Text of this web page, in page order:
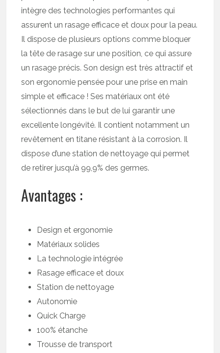
intègre des technologies performantes qui
assurent un rasage efficace et doux pour la peau.
Il dispose de plusieurs options comme bloquer
la tête de rasage sur une position, ce qui assure
un rasage précis. Son design est très attractif et
son ergonomie pensée pour une prise en main
simple et efficace ! Ses matériaux ont été
sélectionnés dans le but de lui garantir une
excellente longévité. Il contient notamment un
revêtement en titane résistant à la corrosion. Il
dispose d’une station de nettoyage qui permet
de retirer jusqu’à 99,9% des germes.
Avantages :
Design et ergonomie
Matériaux solides
La technologie intégrée
Rasage efficace et doux
Station de nettoyage
Autonomie
Quick Charge
100% étanche
Trousse de transport